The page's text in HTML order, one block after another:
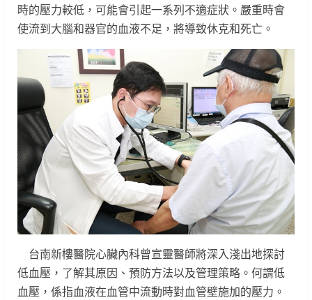
時的壓力較低，可能會引起一系列不適症狀。嚴重時會
使流到大腦和器官的血液不足，將導致休克和死亡。
台南新樓醫院心臟內科曾宣靈醫師將深入淺出地探討
低血壓，了解其原因、預防方法以及管理策略。何謂低
血壓，係指血液在血管中流動時對血管壁施加的壓力。